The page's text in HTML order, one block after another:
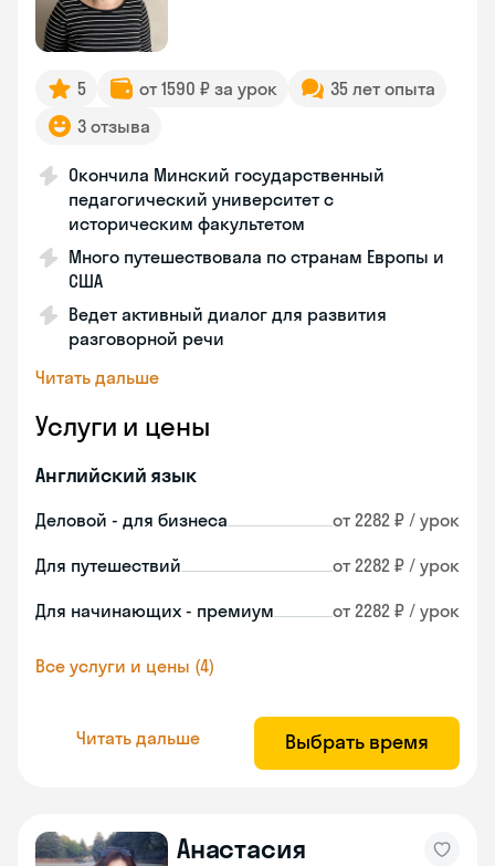
5 от 1590 ₽ за урок
35 лет опыта
3 отзыва
Окончила Минский государственный
педагогический университет с
историческим факультетом
Много путешествовала по странам Европы и
США
Ведет активный диалог для развития
разговорной речи
Читать дальше
Услуги и цены
Английский язык
Деловой - для бизнеса от 2282 ₽ / урок
Для путешествий от 2282 ₽ / урок
Для начинающих - премиум от 2282 ₽ / урок
Все услуги и цены (4)
Читать дальше Выбрать время
Анастасия